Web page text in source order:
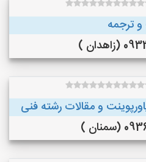
ترجمه
)
و مقالات رشته فنی
)